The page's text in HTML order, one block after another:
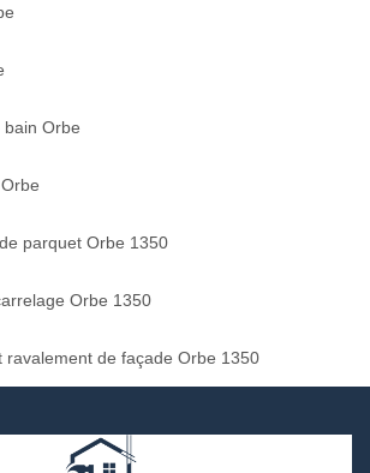
bain Orbe
parquet Orbe 1350
Orbe 1350
ravalement de façade Orbe 1350